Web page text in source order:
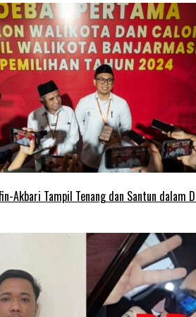
Akbari Tampil Tenang dan Santun dalam